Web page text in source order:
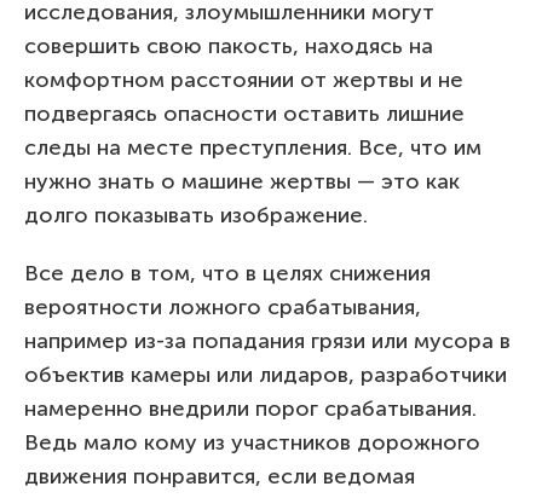
исследования, злоумышленники могут
совершить свою пакость, находясь на
комфортном расстоянии от жертвы и не
подвергаясь опасности оставить лишние
следы на месте преступления. Все, что им
нужно знать о машине жертвы — это как
долго показывать изображение.
Все дело в том, что в целях снижения
вероятности ложного срабатывания,
например из-за попадания грязи или мусора в
объектив камеры или лидаров, разработчики
намеренно внедрили порог срабатывания.
Ведь мало кому из участников дорожного
движения понравится, если ведомая